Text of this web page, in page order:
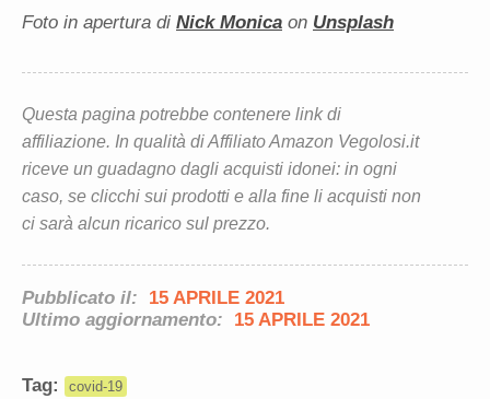
Foto in apertura di Nick Monica on Unsplash
Questa pagina potrebbe contenere link di
affiliazione. In qualità di Affiliato Amazon Vegolosi.it
riceve un guadagno dagli acquisti idonei: in ogni
caso, se clicchi sui prodotti e alla fine li acquisti non
ci sarà alcun ricarico sul prezzo.
Pubblicato il:
15 APRILE 2021
Ultimo aggiornamento:
15 APRILE 2021
Tag: covid-19